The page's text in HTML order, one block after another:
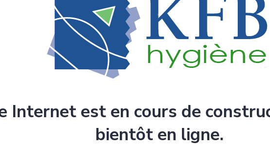
Internet est en cours de
bientôt en ligne.